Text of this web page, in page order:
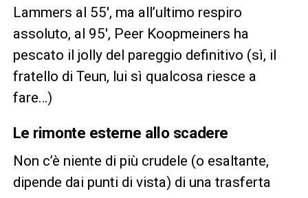
Lammers al 55′, ma all’ultimo respiro
assoluto, al 95′, Peer Koopmeiners ha
pescato il jolly del pareggio definitivo (sì, il
fratello di Teun, lui sì qualcosa riesce a
fare…)
Le rimonte esterne allo scadere
Non c’è niente di più crudele (o esaltante,
dipende dai punti di vista) di una trasferta